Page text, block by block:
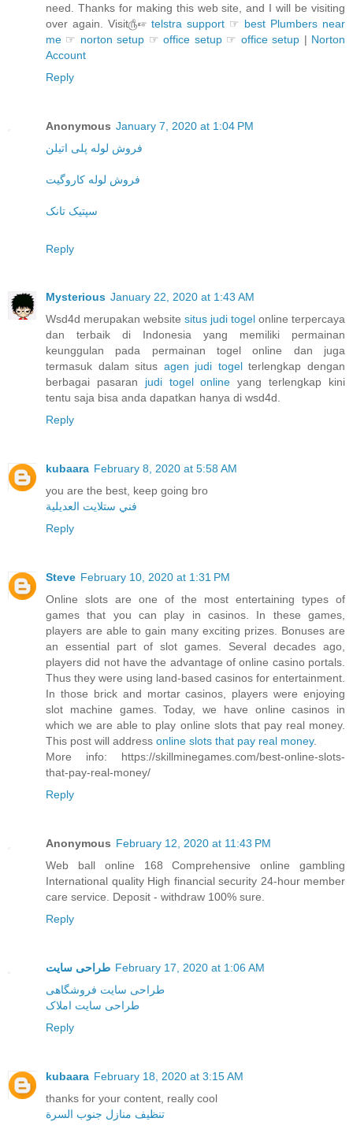
need. Thanks for making this web site, and I will be visiting
over again. Visit௹☞ telstra support ☞ best Plumbers near
me ☞ norton setup ☞office setup☞ office setup | Norton
Account
Reply
Anonymous January 7, 2020 at 1:04 PM
فروش لوله پلی اتیلن
فروش لوله کاروگیت
سپتیک تانک
Reply
Mysterious January 22, 2020 at 1:43 AM
Wsd4d merupakan website situs judi togel online terpercaya
dan terbaik di Indonesia yang memiliki permainan
keunggulan pada permainan togel online dan juga
termasuk dalam situs agen judi togelterlengkap dengan
berbagai pasaran judi togel online yang terlengkap kini
tentu saja bisa anda dapatkan hanya di wsd4d.
Reply
kubaara February 8, 2020 at 5:58 AM
you are the best, keep going bro
فني ستلايت العديلية
Reply
Steve February 10, 2020 at 1:31 PM
Online slots are one of the most entertaining types of
games that you can play in casinos. In these games,
players are able to gain many exciting prizes. Bonuses are
an essential part of slot games. Several decades ago,
players did not have the advantage of online casino portals.
Thus they were using land-based casinos for entertainment.
In those brick and mortar casinos, players were enjoying
slot machine games. Today, we have online casinos in
which we are able to play online slots that pay real money.
This post will address online slots that pay real money.
More info: https://skillminegames.com/best-online-slots-
that-pay-real-money/
Reply
Anonymous February 12, 2020 at 11:43 PM
Web ball online 168 Comprehensive online gambling
International quality High financial security 24-hour member
care service. Deposit - withdraw 100% sure.
Reply
طراحی سایت February 17, 2020 at 1:06 AM
طراحی سایت فروشگاهی
طراحی سایت املاک
Reply
kubaara February 18, 2020 at 3:15 AM
thanks for your content, really cool
تنظيف منازل جنوب السرة